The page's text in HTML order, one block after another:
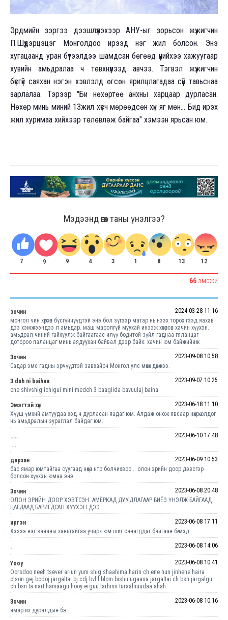
Эрдмийн зэргээ дээшлүүлэхээр АНУ-ыг зорьсон жүжигчин
П.Шүүдэрцэцэг Монголдоо ирээд нэг жил болсон. Энэ
хугацаанд уран бүтээлдээ шамдсан бөгөөд үүнийхээ хажуугаар
хувийн амьдралаа ч төвхнүүлээд авчээ. Тэгвэл жүжигчин
бүсгүй саяхан нэгэн хэвлэлд өгсөн ярилцлагадаа сүй тавьснаа
зарлалаа. Тэрээр "Би нөхөртөө анхны харцаар дурласан.
Нөхөр минь миний 13жил хүсч мөрөөдсөн хүн яг мөн... Бид ирэх
жил хуримаа хийхээр төлөвлөж байгаа" хэмээн ярьсан юм.
Мэдээнд өгөх таны үнэлгээ?
7 9 9 4 3 1 8 13 12
66 ЭМОЖИ
зочин
2024-03-28 11:16
монгол чин хөөрхөн бүсгүйчүүдтэй энэ бол зүгээр матар нь нээх торох гээд яахав
дээ хэмжээндээ л амьдар. маш маролгүй муухай инээж хөхөрсөн хачин хүүхэн.
амьдрал чиний гайхуулж байгаагаас илүү бодитой зүйл гаднаа гяланцаг
дотороо паланцаг минь аядуухан байвал дээр байх. хачин юм байжийиж
Зочин
2023-09-08 10:58
Садар эмс гадны эрчүүдтэй завхайрч Монгол улс мөхөх дөхжээ.
3 dah ni baihaa
2023-09-07 10:25
ene shivshig ichigui mini medeh 3 baagiida bavuulaj baina
Эмэгтэй хүн
2023-06-18 11:10
Хүүш үмхий амтуудаа хэд ч дурласан яадаг юм. Алдаж онож явсаар нөхрөө олдог
нь амьдралын зураглал байдаг юм.
.....
2023-06-10 17:48
дархан
2023-06-09 10:53
бас ямар юмтайгаа суугаад нөхөр нтр болчихвоо... олон эрийн доор дэвсгэр
болсон хүүхэн юмаа энэ
Зочин
2023-06-08 20:48
ОЛОН ЭРИЙН ДООР ХЭВТСЭН. АМЁРКАД ДУУДЛАГААР БИЁЭ ҮНЭЛЖ БАЙГААД
ЦАГДААД БАРИГДСАН ХҮҮХЭН ДЭЭ
иргэн
2023-06-08 17:11
Хэзээ нэг заяаны ханьтайгаа учирх юм шиг санагддаг байгаан бөө мэд
. 2023-06-08 14:06
Yooy
2023-06-08 10:41
Oorsdoo neeh tsever ariun yum shig shaahima harin ch ene hun jinhene haira
olson gej bodoj jargaltai bj cdj bvl l blom bishu ugaasa jargaltai ch bsn jargalgu
ch bsn ta nart hamaagu hooy erguu tarhinii turaalnuudaa ahah
Зочин
2023-06-08 10:16
ямар их дуралдын бэ ..